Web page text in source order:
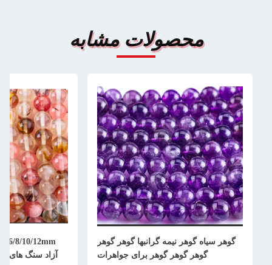
محصولات مشابه
گوهر سیاه گوهر نیمه گرانبها گوهر گوهر
گوهر گوهر گوهر برای جواهرات
آزاد سنگ های